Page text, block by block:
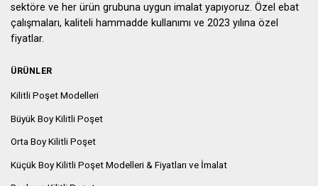
sektöre ve her ürün grubuna uygun imalat yapıyoruz. Özel ebat
çalışmaları, kaliteli hammadde kullanımı ve 2023 yılına özel
fiyatlar.
ÜRÜNLER
Kilitli Poşet Modelleri
Büyük Boy Kilitli Poşet
Orta Boy Kilitli Poşet
Küçük Boy Kilitli Poşet Modelleri & Fiyatları ve İmalat